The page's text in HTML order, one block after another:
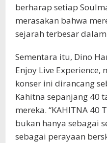
berharap setiap
merasakan bahwa
sejarah terbesar
Sementara itu, Dino
Enjoy Live Experience,
konser ini dirancang
Kahitna sepanjang 40
mereka. “KAHITNA 40
bukan hanya sebagai
sebagai perayaan